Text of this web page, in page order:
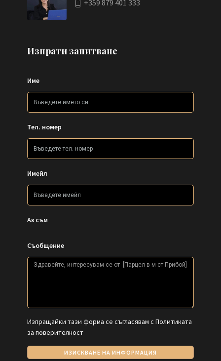
+359 879 401 333
Изпрати запитване
Име
Тел. номер
Имейл
Аз съм
Съобщение
Изпращайки тази форма се съгласявам с Политиката
за поверителност
ИЗИСКВАНЕ НА ИНФОРМАЦИЯ